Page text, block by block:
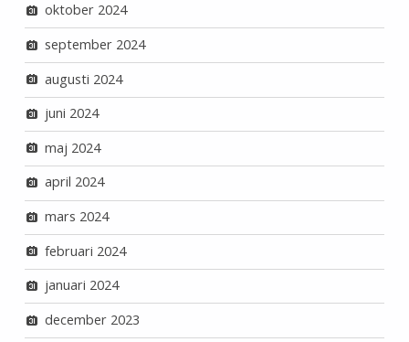
oktober 2024
september 2024
augusti 2024
juni 2024
maj 2024
april 2024
mars 2024
februari 2024
januari 2024
december 2023